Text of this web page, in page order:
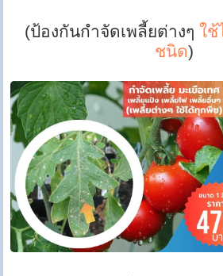
(ป้องกันกำจัดเพลี้ยต่างๆ ใ
ชนิด)